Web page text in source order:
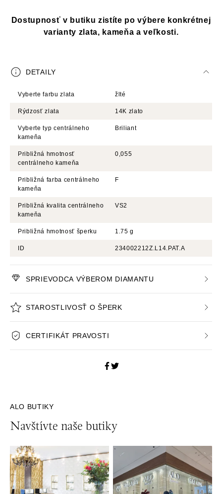
Dostupnosť v butiku zistíte po výbere konkrétnej
varianty zlata, kameňa a veľkosti.
DETAILY
Vyberte farbu zlata žlté
Rýdzosť zlata 14K zlato
Vyberte typ centrálneho
kameňa
Briliant
Približná hmotnosť
centrálneho kameňa
0,055
Približná farba centrálneho
kameňa
F
Približná kvalita centrálneho
kameňa
VS2
Približná hmotnosť šperku 1.75 g
ID 234002212Z.L14.PAT.A
SPRIEVODCA VÝBEROM DIAMANTU
STAROSTLIVOSŤ O ŠPERK
CERTIFIKÁT PRAVOSTI
ALO BUTIKY
Navštívte naše butiky